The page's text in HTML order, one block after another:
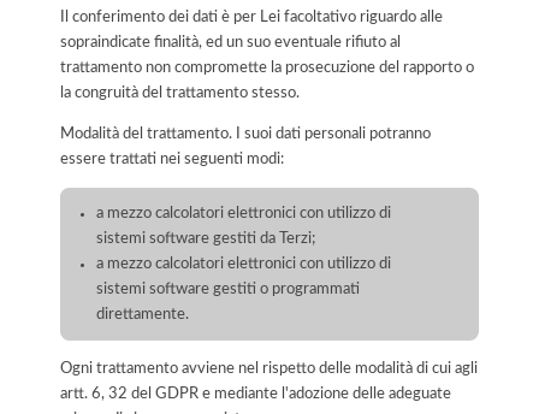
Il conferimento dei dati è per Lei facoltativo riguardo alle
sopraindicate finalità, ed un suo eventuale rifiuto al
trattamento non compromette la prosecuzione del rapporto o
la congruità del trattamento stesso.
Modalità del trattamento. I suoi dati personali potranno
essere trattati nei seguenti modi:
a mezzo calcolatori elettronici con utilizzo di
sistemi software gestiti da Terzi;
a mezzo calcolatori elettronici con utilizzo di
sistemi software gestiti o programmati
direttamente.
Ogni trattamento avviene nel rispetto delle modalità di cui agli
artt. 6, 32 del GDPR e mediante l'adozione delle adeguate